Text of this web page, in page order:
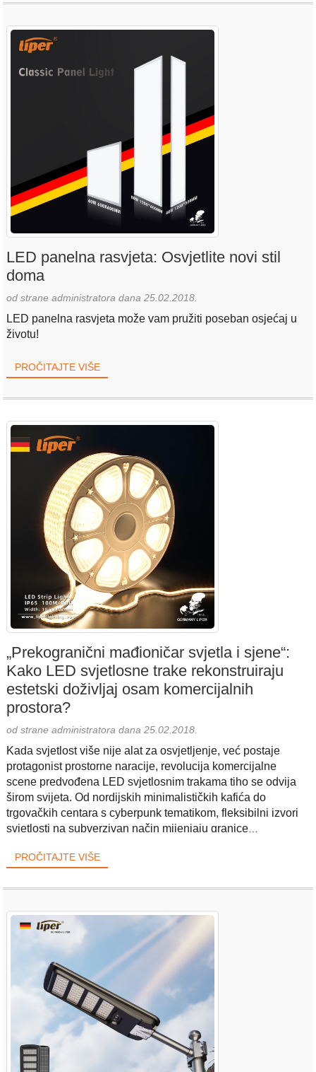
LED panelna rasvjeta: Osvjetlite novi stil
doma
od strane administratora dana 25.02.2018.
LED panelna rasvjeta može vam pružiti poseban osjećaj u
životu!
PROČITAJTE VIŠE
„Prekogranični mađioničar svjetla i sjene“:
Kako LED svjetlosne trake rekonstruiraju
estetski doživljaj osam komercijalnih
prostora?
od strane administratora dana 25.02.2018.
Kada svjetlost više nije alat za osvjetljenje, već postaje
protagonist prostorne naracije, revolucija komercijalne
scene predvođena LED svjetlosnim trakama tiho se odvija
širom svijeta. Od nordijskih minimalističkih kafića do
trgovačkih centara s cyberpunk tematikom, fleksibilni izvori
svjetlosti na subverzivan način mijenjaju granice
PROČITAJTE VIŠE